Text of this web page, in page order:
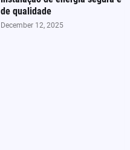
de qualidade
December 12, 2025